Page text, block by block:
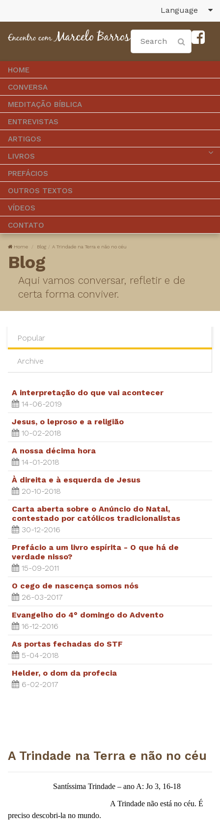
Language
HOME
CONVERSA
MEDITAÇÃO BÍBLICA
ENTREVISTAS
ARTIGOS
LIVROS
PREFÁCIOS
OUTROS TEXTOS
VÍDEOS
CONTATO
Home Blog A Trindade na Terra e não no céu
Blog
Aqui vamos conversar, refletir e de
certa forma conviver.
Popular
Archive
A interpretação do que vai acontecer
14-06-2019
Jesus, o leproso e a religião
10-02-2018
A nossa décima hora
14-01-2018
À direita e à esquerda de Jesus
20-10-2018
Carta aberta sobre o Anúncio do Natal,
contestado por católicos tradicionalistas
30-12-2016
Prefácio a um livro espírita - O que há de
verdade nisso?
15-09-2011
O cego de nascença somos nós
26-03-2017
Evangelho do 4° domingo do Advento
16-12-2016
As portas fechadas do STF
5-04-2018
Helder, o dom da profecia
6-02-2017
A Trindade na Terra e não no céu
Santíssima Trindade – ano A: Jo 3, 16-18
A Trindade não está no céu. É
preciso descobri-la no mundo.